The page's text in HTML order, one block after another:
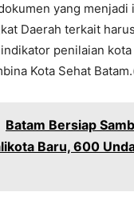
yang
Daerah terkait
penilaian kota
Kota Sehat
Batam Bersiap
Baru, 600